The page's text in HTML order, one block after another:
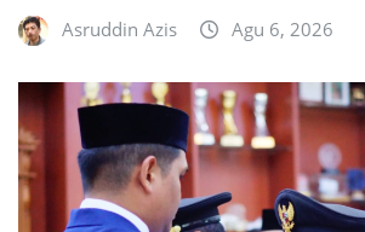
Asruddin Azis Agu 6, 2026